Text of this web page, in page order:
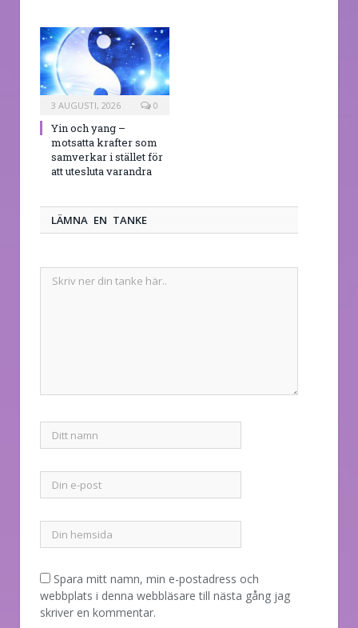
3 AUGUSTI, 2026 0
Yin och yang –
motsatta krafter som
samverkar i stället för
att utesluta varandra
LÄMNA EN TANKE
Spara mitt namn, min e-postadress och
webbplats i denna webbläsare till nästa gång jag
skriver en kommentar.